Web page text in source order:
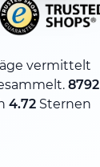
vermittelt
8792
4.72Sternen